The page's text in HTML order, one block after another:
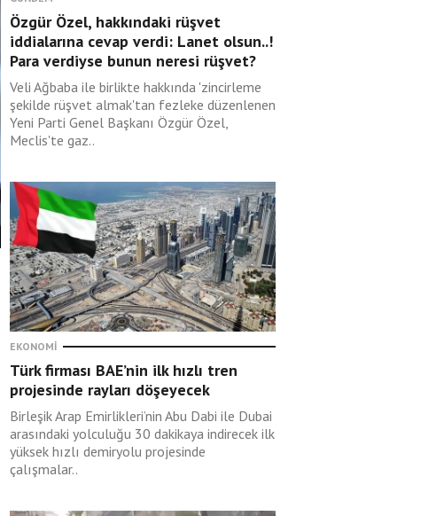
Özgür Özel, hakkındaki rüşvet
iddialarına cevap verdi: Lanet olsun..!
Para verdiyse bunun neresi rüşvet?
Veli Ağbaba ile birlikte hakkında 'zincirleme
şekilde rüşvet almak'tan fezleke düzenlenen
Yeni Parti Genel Başkanı Özgür Özel,
Meclis'te gaz..
EKONOMI
Türk firması BAE’nin ilk hızlı tren
projesinde rayları döşeyecek
Birleşik Arap Emirlikleri’nin Abu Dabi ile Dubai
arasındaki yolculuğu 30 dakikaya indirecek ilk
yüksek hızlı demiryolu projesinde
çalışmalar..